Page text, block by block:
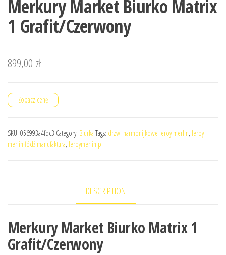
Merkury Market Biurko Matrix
1 Grafit/Czerwony
899,00 zł
Zobacz cenę
SKU: 056993a4fdc3 Category: Biurka Tags: drzwi harmonijkowe leroy merlin, leroy
merlin łódź manufaktura, leroymerlin.pl
DESCRIPTION
Merkury Market Biurko Matrix 1
Grafit/Czerwony